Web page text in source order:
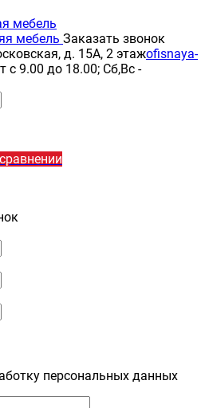
мебель
мебель Заказать звонок
д. 15А, 2 этажofisnaya-
с 9.00 до 18.00; Сб,Вс -
персональных данных